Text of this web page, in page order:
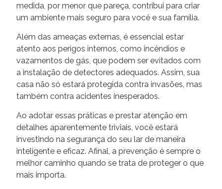
medida, por menor que pareça, contribui para criar
um ambiente mais seguro para você e sua família.
Além das ameaças externas, é essencial estar
atento aos perigos internos, como incêndios e
vazamentos de gás, que podem ser evitados com
a instalação de detectores adequados. Assim, sua
casa não só estará protegida contra invasões, mas
também contra acidentes inesperados.
Ao adotar essas práticas e prestar atenção em
detalhes aparentemente triviais, você estará
investindo na segurança do seu lar de maneira
inteligente e eficaz. Afinal, a prevenção é sempre o
melhor caminho quando se trata de proteger o que
mais importa.